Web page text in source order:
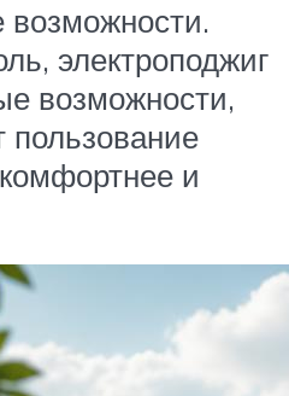
электроподжиг
возможности,
пользование
и